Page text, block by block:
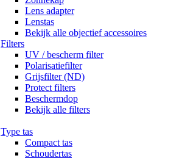
Lens adapter
Lenstas
Bekijk alle objectief accessoires
Filters
UV / bescherm filter
Polarisatiefilter
Grijsfilter (ND)
Protect filters
Beschermdop
Bekijk alle filters
Type tas
Compact tas
Schoudertas